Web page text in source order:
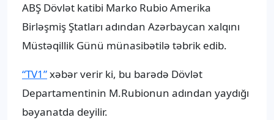
ABŞ Dövlət katibi Marko Rubio Amerika
Birləşmiş Ştatları adından Azərbaycan xalqını
Müstəqillik Günü münasibətilə təbrik edib.
“TV1”xəbər verir ki, bu barədə Dövlət
Departamentinin M.Rubionun adından yaydığı
bəyanatda deyilir.